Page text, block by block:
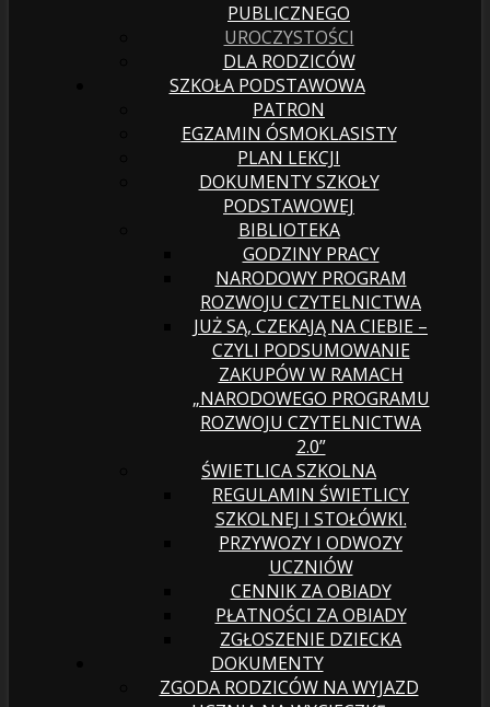
PUBLICZNEGO
UROCZYSTOŚCI
DLA RODZICÓW
SZKOŁA PODSTAWOWA
PATRON
EGZAMIN ÓSMOKLASISTY
PLAN LEKCJI
DOKUMENTY SZKOŁY
PODSTAWOWEJ
BIBLIOTEKA
GODZINY PRACY
NARODOWY PROGRAM
ROZWOJU CZYTELNICTWA
JUŻ SĄ, CZEKAJĄ NA CIEBIE –
CZYLI PODSUMOWANIE
ZAKUP￳ÓW W RAMACH
„NARODOWEGO PROGRAMU
ROZWOJU CZYTELNICTWA
2.0”
ŚWIETLICA SZKOLNA
REGULAMIN ŚWIETLICY
SZKOLNEJ I STOŁÓWKI.
PRZYWOZY I ODWOZY
UCZNIÓW
CENNIK ZA OBIADY
PŁATNOŚCI ZA OBIADY
ZGŁOSZENIE DZIECKA
DOKUMENTY
ZGODA RODZICÓW NA WYJAZD